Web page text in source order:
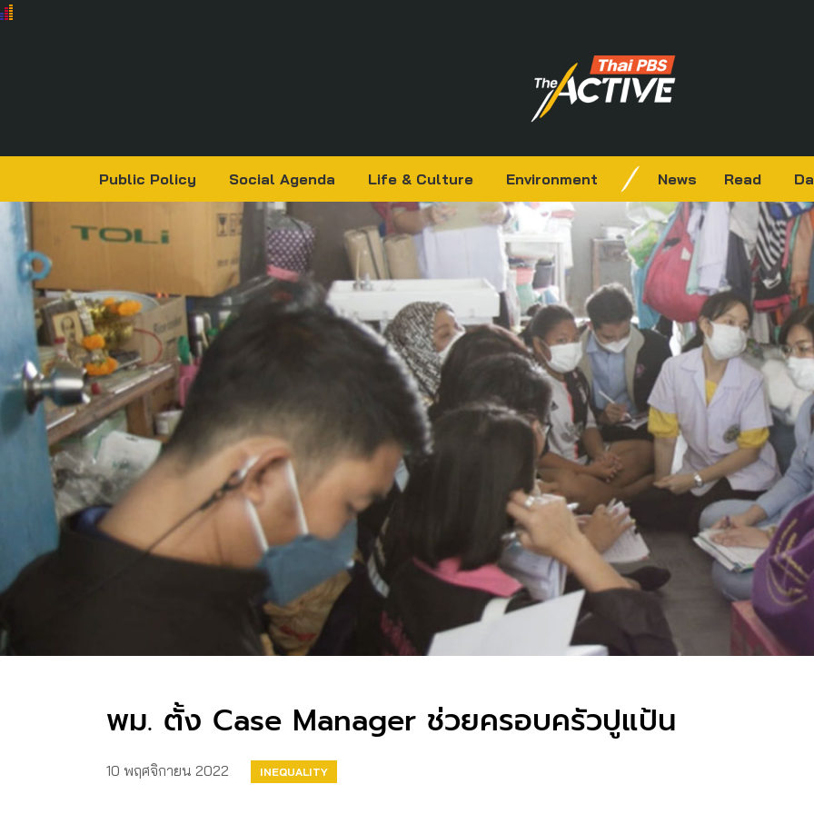
Public Policy Social Agenda Life & Culture Environment News Read
พม. ตั้ง Case Manager ช่วยครอบครัวปูแป้น
10 พฤศจิกายน 2022 INEQUALITY